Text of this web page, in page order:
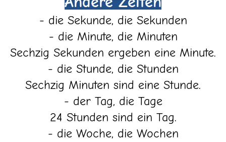
- die Sekunde, die Sekunden
- die Minute, die Minuten
Sechzig Sekunden ergeben eine Minute.
- die Stunde, die Stunden
Sechzig Minuten sind eine Stunde.
- der Tag, die Tage
24 Stunden sind ein Tag.
- die Woche, die Wochen